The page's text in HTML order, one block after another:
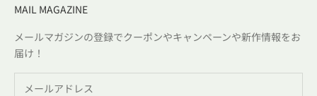
MAIL MAGAZINE
メールマガジンの登録でクーポンやキャンペーンや新作情報をお
届け！